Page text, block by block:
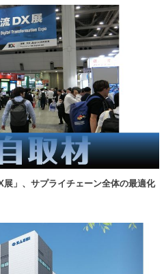
展」、サプライチェーン全体の最適化